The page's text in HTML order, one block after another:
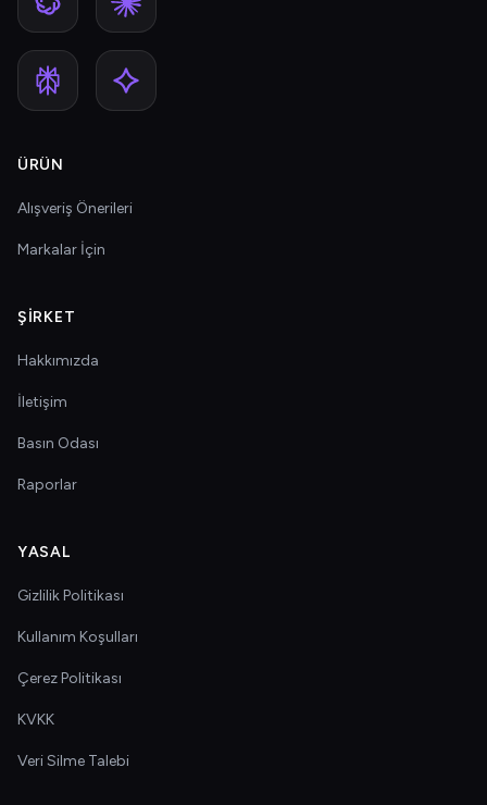
ÜRÜN
Alışveriş Önerileri
Markalar İçin
ŞIRKET
Hakkımızda
İletişim
Basın Odası
Raporlar
YASAL
Gizlilik Politikası
Kullanım Koşulları
Çerez Politikası
KVKK
Veri Silme Talebi